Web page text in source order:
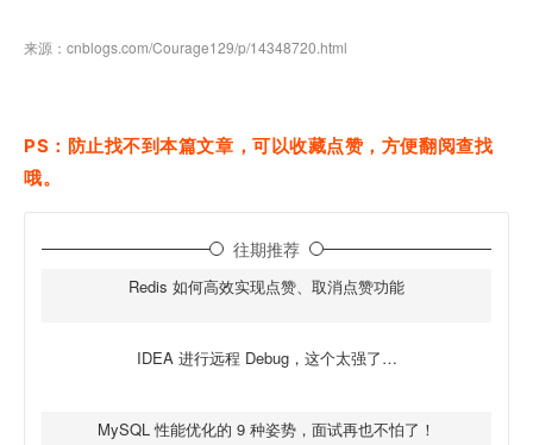
来源：cnblogs.com/Courage129/p/14348720.html
PS：防止找不到本篇文章，可以收藏点赞，方便翻阅查找
哦。
往期推荐
Redis 如何高效实现点赞、取消点赞功能
IDEA 进行远程 Debug，这个太强了…
MySQL 性能优化的 9 种姿势，面试再也不怕了！